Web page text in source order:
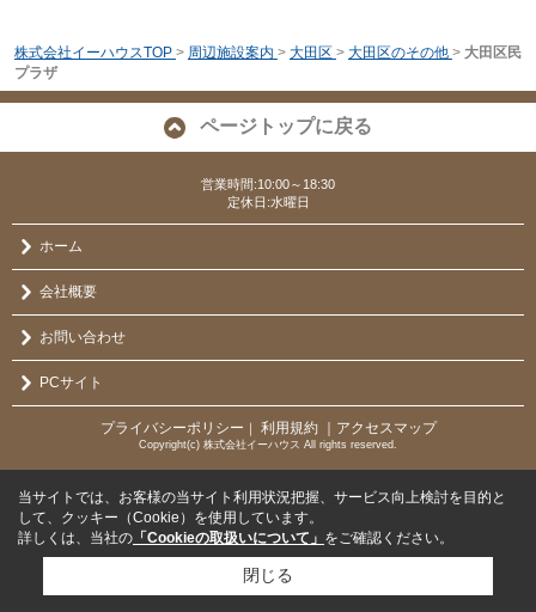
株式会社イーハウスTOP > 周辺施設案内 > 大田区 > 大田区のその他 > 大田区民
プラザ
ページトップに戻る
営業時間:10:00～18:30
定休日:水曜日
ホーム
会社概要
お問い合わせ
PCサイト
プライバシーポリシー ｜ 利用規約 ｜アクセスマップ
Copyright(c) 株式会社イーハウス All rights reserved.
当サイトでは、お客様の当サイト利用状況把握、サービス向上検討を目的と
して、クッキー（Cookie）を使用しています。
詳しくは、当社の 「Cookieの取扱いについて」 をご確認ください。
閉じる